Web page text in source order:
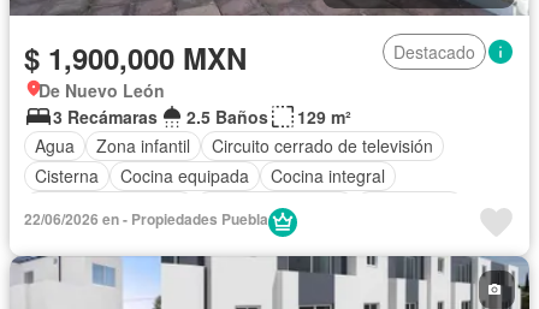
$ 1,900,000 MXN
Destacado
De Nuevo León
3 Recámaras
2.5 Baños
129 m²
Agua
Zona infantil
Circuito cerrado de televisión
Cisterna
Cocina equipada
Cocina integral
Cuarto de servicio
Estacionamiento
Jardín
Recámara con closet
Azotea
Wifi
22/06/2026 en - Propiedades Puebla